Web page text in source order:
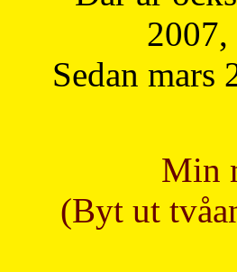
Sedan
Min
(Byt ut